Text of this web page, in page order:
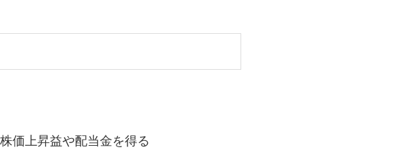
価上昇益や配当金を得る